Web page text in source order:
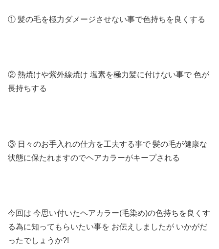
① 髪の毛を極力ダメージさせない事で色持ちを良くする
② 熱焼けや紫外線焼け 塩素を極力髪に付けない事で 色が
長持ちする
③ 日々のお手入れの仕方を工夫する事で 髪の毛が健康な
状態に保たれますのでヘアカラーがキープされる
今回は 今思い付いたヘアカラー(毛染め)の色持ちを良くす
る為に知ってもらいたい事を お伝えしましたが いかがだ
ったでしょうか?!